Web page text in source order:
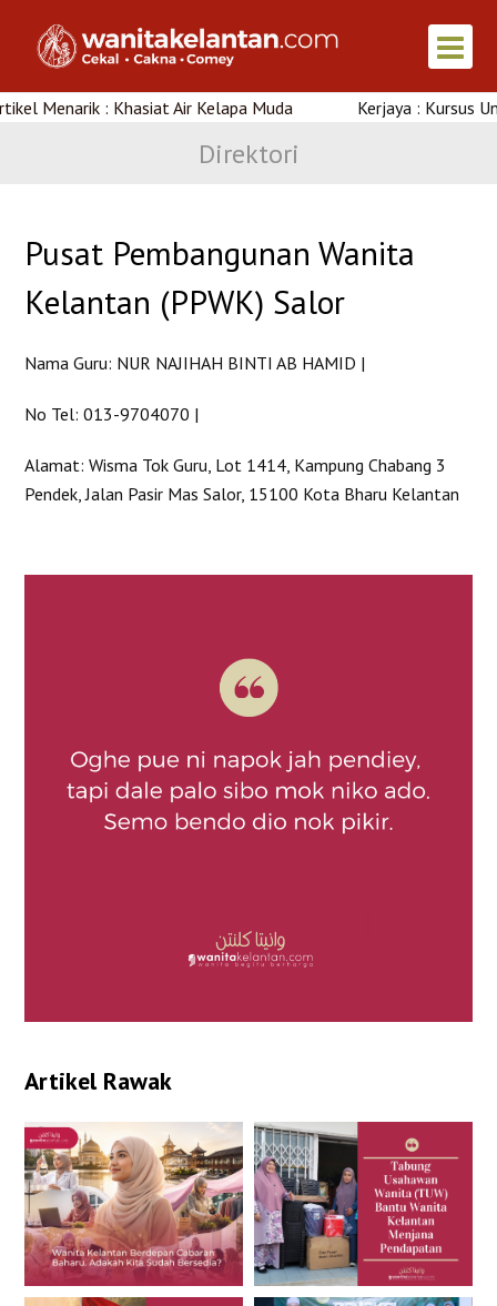
Menarik : Khasiat Air Kelapa Muda Kerjaya : Kursus
Direktori
Pusat Pembangunan Wanita
Kelantan (PPWK) Salor
Nama Guru: NUR NAJIHAH BINTI AB HAMID |
No Tel: 013-9704070 |
Alamat: Wisma Tok Guru, Lot 1414, Kampung Chabang 3
Pendek, Jalan Pasir Mas Salor, 15100 Kota Bharu Kelantan
Artikel Rawak